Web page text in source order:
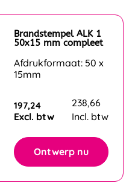
Brandstempel ALK 1
50x15 mm compleet
Afdrukformaat: 50 x
15mm
197,24
Excl. btw
238,66
Incl. btw
Ontwerp nu